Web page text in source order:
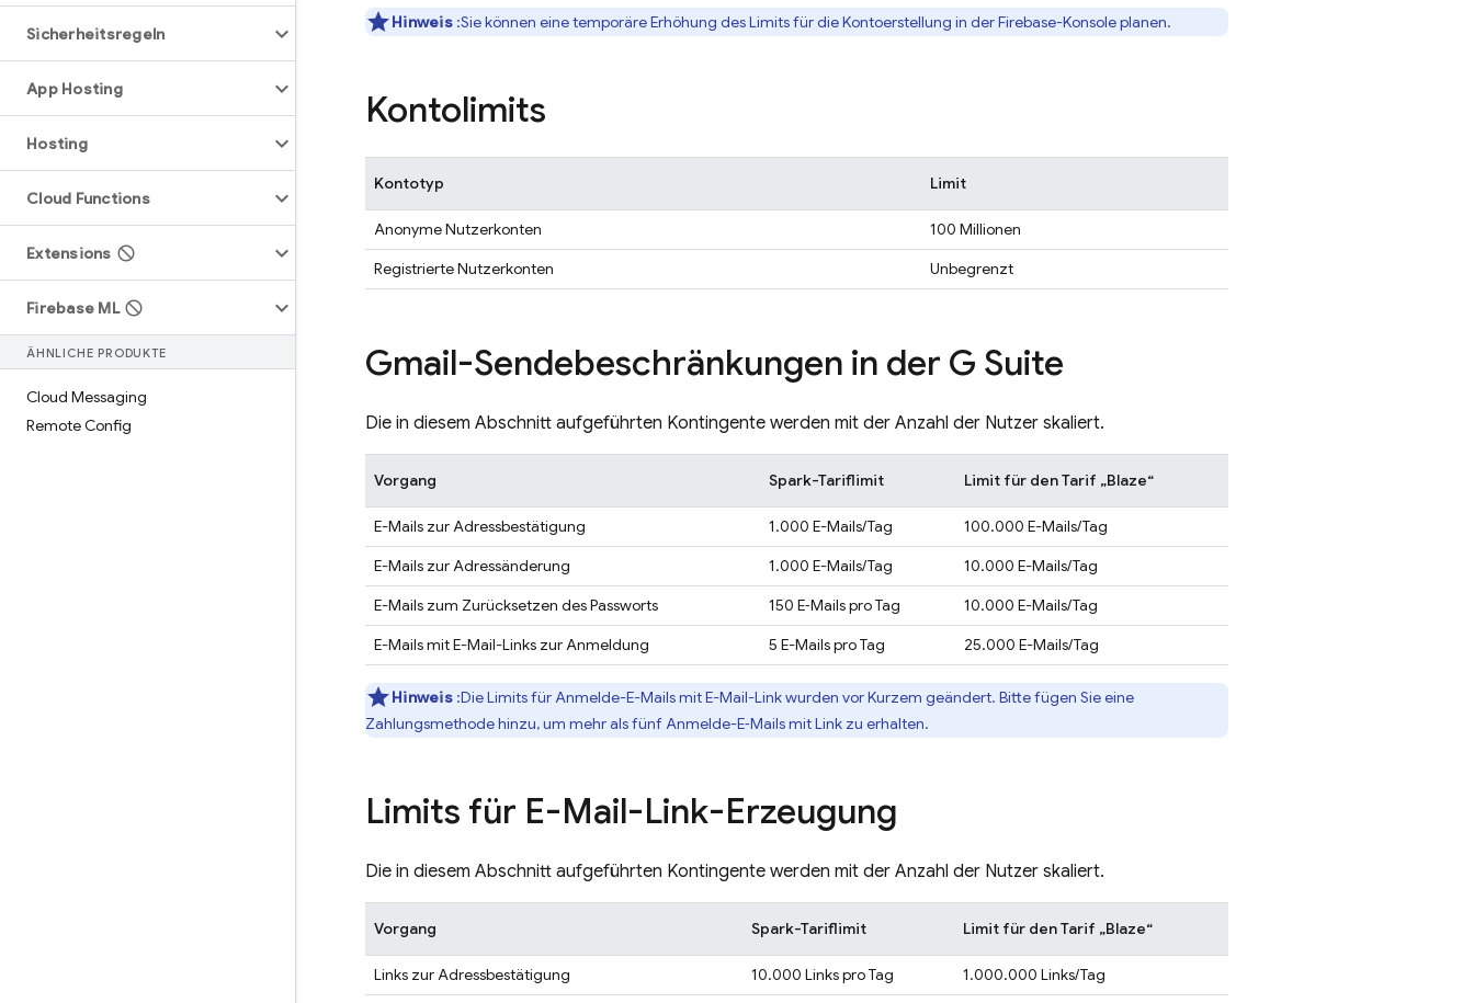
Sicherheitsregeln
App Hosting
Hosting
Cloud Functions
Extensions
Firebase ML
ÄHNLICHE PRODUKTE
Cloud Messaging
Remote Config
Hinweis:Sie können eine temporäre Erhöhung des Limits für die Kontoerstellung in derFirebase-Konsole planen.
Kontolimits
Kontotyp Limit
Anonyme Nutzerkonten
100 Millionen
Registrierte Nutzerkonten
Unbegrenzt
Gmail-Sendebeschränkungen in der G Suite
Die in diesem Abschnitt aufgeführten Kontingente werden mit der Anzahl der Nutzer skaliert.
Vorgang Spark-Tariflimit Limit für den Tarif „Blaze“
E-Mails zur Adressbestätigung 1.000 E-Mails/Tag
100.000 E-Mails/Tag
E-Mails zur Adressänderung
1.000 E-Mails/Tag
10.000 E-Mails/Tag
E-Mails zum Zurücksetzen des Passworts
150 E‑Mails pro Tag
10.000 E-Mails/Tag
E-Mails mit E-Mail-Links zur Anmeldung
5 E-Mails pro Tag 25.000 E-Mails/Tag
Hinweis:Die Limits für Anmelde-E-Mails mit E-Mail-Link wurden vor Kurzem geändert. Bitte fügen Sie eine
Zahlungsmethode hinzu, um mehr als fünf Anmelde-E‑Mails mit Link zu erhalten.
Limits für E-Mail-Link-Erzeugung
Die in diesem Abschnitt aufgeführten Kontingente werden mit der Anzahl der Nutzer skaliert.
Vorgang Spark-Tariflimit Limit für den Tarif „Blaze“
Links zur Adressbestätigung 10.000 Links pro Tag
1.000.000 Links/Tag